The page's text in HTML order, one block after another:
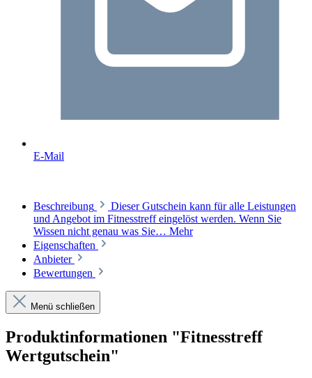
E-Mail
Beschreibung
Dieser Gutschein kann für alle Leistungen
und Angebot im Fitnesstreff eingelöst werden. Wenn Sie
Wissen nicht genau was Sie… Mehr
Eigenschaften
Anbieter
Bewertungen
Menü schließen
Produktinformationen "Fitnesstreff
Wertgutschein"